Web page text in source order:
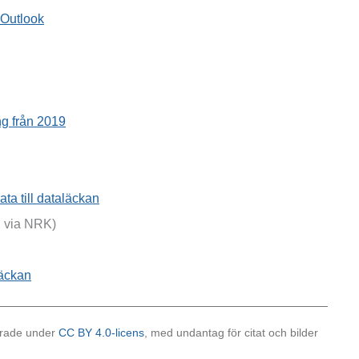
från 2019
till dataläckan
via NRK)
under CC BY 4.0-licens, med undantag för citat och bilder